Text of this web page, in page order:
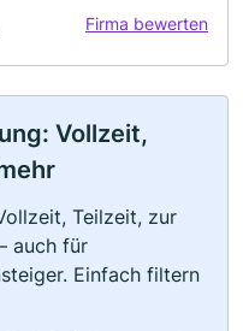
Firma bewerten
Vollzeit,
Teilzeit, zur
auch für
Einfach filtern